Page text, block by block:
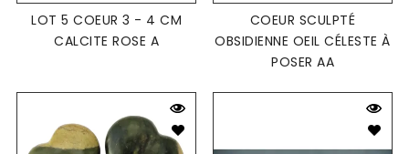
LOT 5 COEUR 3 - 4 CM
CALCITE ROSE A
COEUR SCULPTÉ
OBSIDIENNE OEIL CÉLESTE À
POSER AA